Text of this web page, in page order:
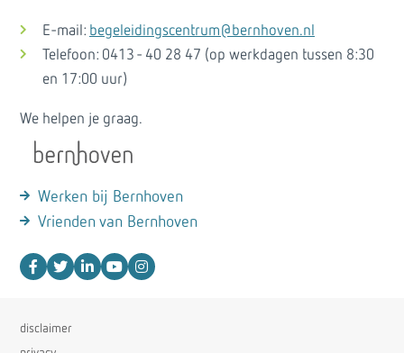
E-mail: begeleidingscentrum@bernhoven.nl
Telefoon: 0413 - 40 28 47 (op werkdagen tussen 8:30
en 17:00 uur)
We helpen je graag.
Werken bij Bernhoven
Vrienden van Bernhoven
disclaimer